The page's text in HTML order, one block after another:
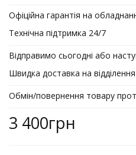
Офіційна гарантія на
Технічна підтримка 24/7
Відправимо сьогодні або
Швидка доставка на
Обмін/повернення товару
3 400грн